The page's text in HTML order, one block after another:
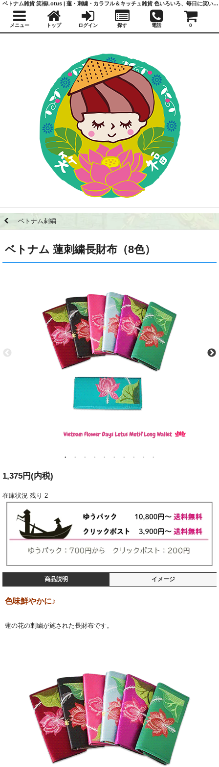
ベトナム刺繍
ベトナム 蓮刺繍長財布（8色）
1,375円(内税)
在庫状況 残り 2
商品説明 イメージ
色味鮮やかに♪
蓮の花の刺繍が施された長財布です。
ベトナム雑貨 笑福Lotus | 蓮・刺繍・カラフル＆キッチュ雑貨 色いろいろ、毎日に笑いと福を
メニュー トップ ログイン 探す 電話 0